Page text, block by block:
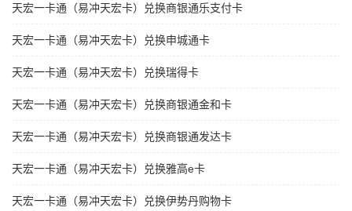
天宏一卡通（易冲天宏卡）兑换商银通乐支付卡
天宏一卡通（易冲天宏卡）兑换申城通卡
天宏一卡通（易冲天宏卡）兑换瑞得卡
天宏一卡通（易冲天宏卡）兑换商银通金和卡
天宏一卡通（易冲天宏卡）兑换商银通发达卡
天宏一卡通（易冲天宏卡）兑换雅高e卡
天宏一卡通（易冲天宏卡）兑换伊势丹购物卡